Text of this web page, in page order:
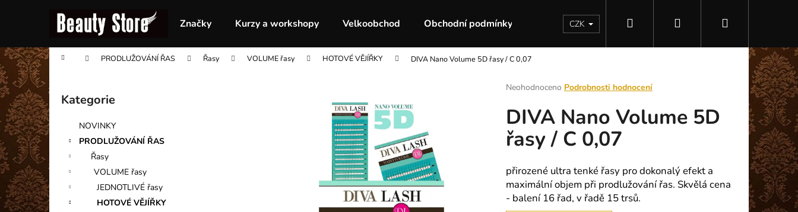
Značky Kurzy a workshopy Velkoobchod Obchodní podmínky KontaktyCZK Přihlášení
košík
Domů PRODLUŽOVÁNÍ ŘAS Řasy VOLUME řasy HOTOVÉ VĚJÍŘKY DIVA Nano Volume 5D řasy / C 0,07
o
s
t
r
n
n
í
Přeskočit
kategorie
Kategorie
NOVINKY
PRODLUŽOVÁNÍ ŘAS
Řasy
VOLUME řasy
JEDNOTLIVÉ řasy
HOTOVÉ VĚJÍŘKY
Průměrné
produktu
je
0,0
z
hvězdiček.
Neohodnoceno Podrobnosti hodnocení
DIVA Nano Volume 5D
řasy / C 0,07
přirozené ultra tenké řasy pro dokonalý efekt a
maximální objem při prodlužování řas. Skvělá cena
- balení 16 řad, v řadě 15 trsů.
í
k
do
obchodu
do
obchodu
Co potřebujete najít?
HLEDAT
Doporučujeme